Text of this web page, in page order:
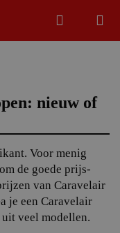
nieuw of
Voor menig
de goede prijs-
van Caravelair
je een Caravelair
uit veel modellen.